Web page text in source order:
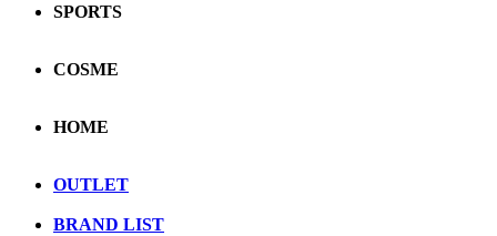
SPORTS
COSME
HOME
OUTLET
BRAND LIST